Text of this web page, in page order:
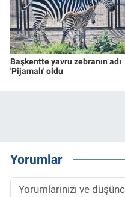
Başkentte yavru zebranın adı
'Pijamalı' oldu
Yorumlar